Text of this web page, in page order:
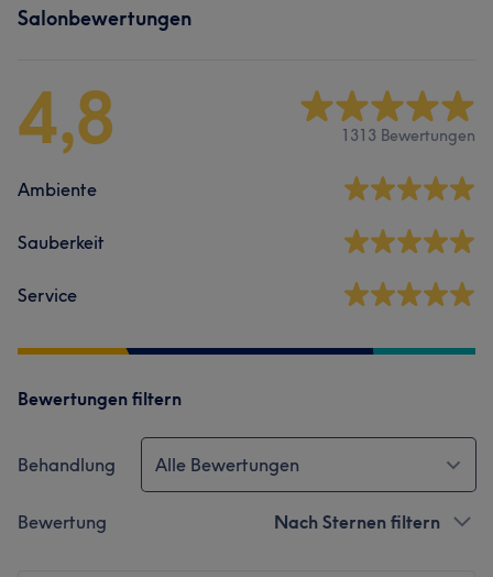
Salonbewertungen
4,8 1313 Bewertungen
Ambiente
Sauberkeit
Service
Bewertungen filtern
Behandlung Alle Bewertungen
Bewertung Nach Sternen filtern